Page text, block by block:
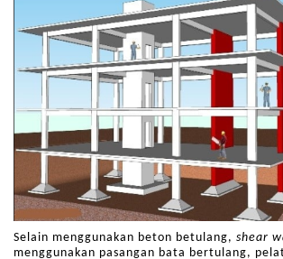
Selain menggunakan beton betulang, shear
menggunakan pasangan bata bertulang,